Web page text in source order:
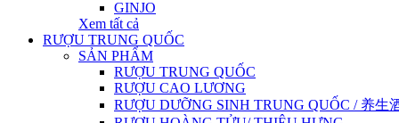
GINJO
Xem tất cả
RƯỢU TRUNG QUỐC
SẢN PHẨM
RƯỢU TRUNG QUỐC
RƯỢU CAO LƯƠNG
RƯỢU DƯỠNG SINH TRUNG QUỐC / 养生